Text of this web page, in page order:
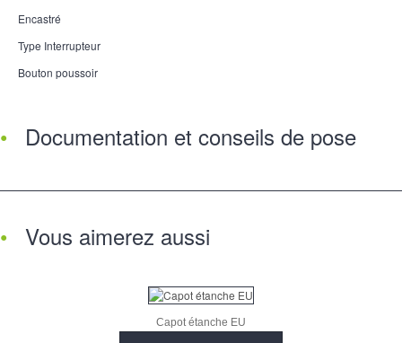
Encastré
Type Interrupteur
Bouton poussoir
Documentation et conseils de pose
Vous aimerez aussi
Capot étanche EU